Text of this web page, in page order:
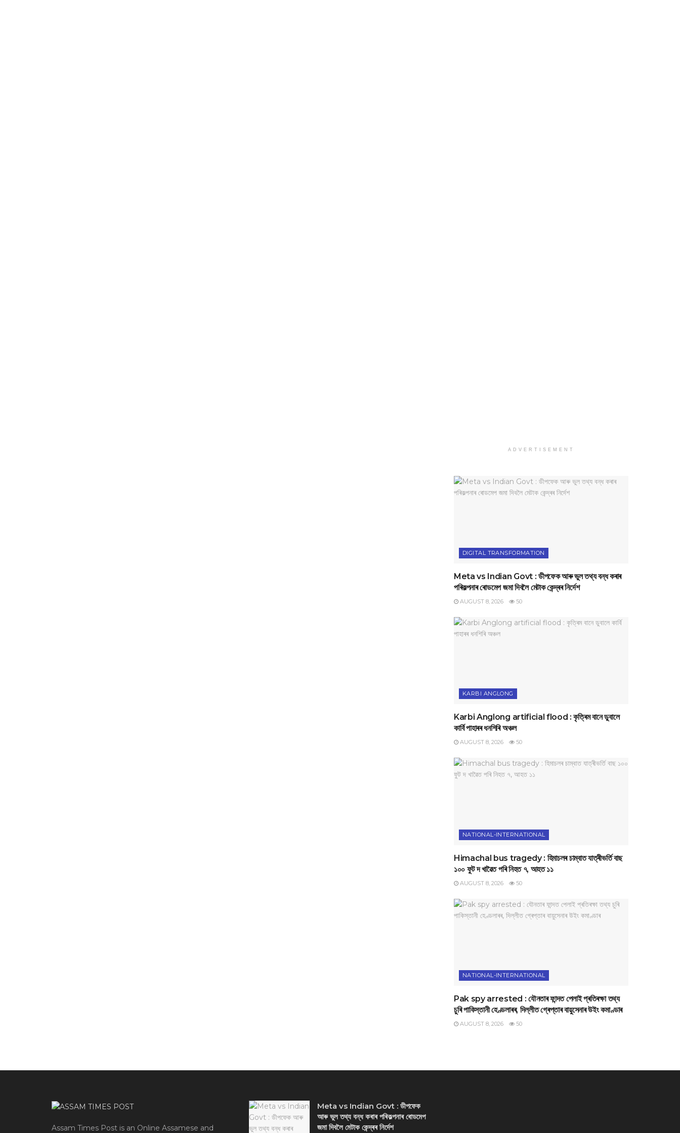
ADVERTISEMENT
DIGITAL TRANSFORMATION
Meta vs Indian Govt : ডীপফেক আৰু ভুল তথ্য বন্ধ কৰাৰ
পৰিকল্পনাৰ ৰোডমেপ জমা দিবলৈ মেটাক কেন্দ্ৰৰ নিৰ্দেশ
AUGUST 8, 2026 50
KARBI ANGLONG
Karbi Anglong artificial flood : কৃত্ৰিম বানে ডুবালে
কাৰ্বি পাহাৰৰ ধনশিৰি অঞ্চল
AUGUST 8, 2026 50
NATIONAL-INTERNATIONAL
Himachal bus tragedy : হিমাচলৰ চাম্বাত যাত্ৰীভৰ্তি বাছ
১০০ ফুট দ খাৱৈত পৰি নিহত ৭, আহত ১১
AUGUST 8, 2026 50
NATIONAL-INTERNATIONAL
Pak spy arrested : যৌনতাৰ ফান্দত পেলাই প্ৰতিৰক্ষা তথ্য
চুৰি পাকিস্তানী হেণ্ডলাৰৰ, দিল্লীত গ্ৰেপ্তাৰ বায়ুসেনাৰ উইং কমাণ্ডাৰ
AUGUST 8, 2026 50
Assam Times Post is an Online Assamese and
Meta vs Indian Govt : ডীপফেক
আৰু ভুল তথ্য বন্ধ কৰাৰ পৰিকল্পনাৰ ৰোডমেপ
জমা দিবলৈ মেটাক কেন্দ্ৰৰ নিৰ্দেশ